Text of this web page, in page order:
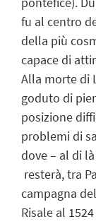
fu al centro
della più
capace di
Alla morte di
goduto di
posizione
problemi di
dove – al di
resterà, tra
campagna
Risale al